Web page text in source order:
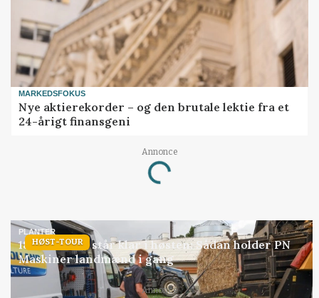
MARKEDSFOKUS
Nye aktierekorder – og den brutale lektie fra et
24-årigt finansgeni
Annonce
Loading...
HØST-TOUR
PLANTER
18 montører står klar i høsten: Sådan holder PN
Maskiner landmænd i gang
Annonce